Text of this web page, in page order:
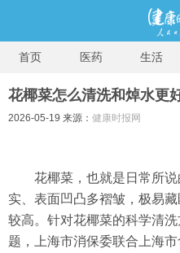
首页 医药 生活
花椰菜怎么清洗和焯水更
2026-05-19 来源： 健康时报网
花椰菜，也就是日常所
实、表面凹凸多褶皱，极易
较高。针对花椰菜的科学清
题，上海市消保委联合上海